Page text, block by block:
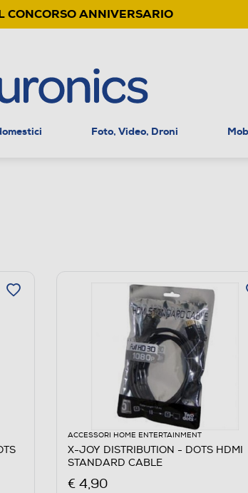
CONCORSO ANNIVERSARIO
Foto, Video, Droni
ACCESSORI HOME ENTERTAINMENT
X-JOY DISTRIBUTION - DOTS HDMI
STANDARD CABLE
€ 4,90